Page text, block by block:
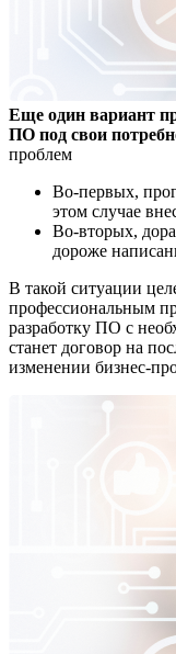
Еще один вариант
ПО под свои
проблем
Во-первых,
этом случае
Во-вторых,
дороже
В такой ситуации
профессиональным
разработку ПО с
станет договор на
изменении бизнес-